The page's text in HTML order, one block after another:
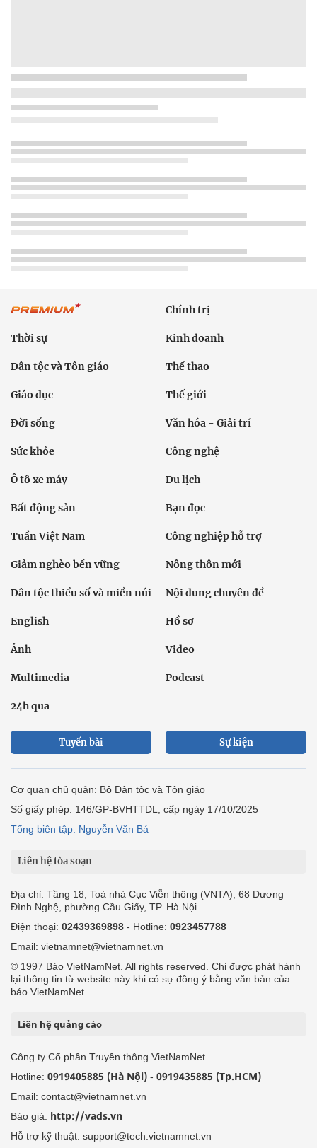
Chính trị
Thời sự Kinh doanh
Dân tộc và Tôn giáo Thể thao
Giáo dục Thế giới
Đời sống Văn hóa - Giải trí
Sức khỏe Công nghệ
Ô tô xe máy Du lịch
Bất động sản Bạn đọc
Tuần Việt Nam Công nghiệp hỗ trợ
Giảm nghèo bền vững Nông thôn mới
Dân tộc thiểu số và miền núi Nội dung chuyên đề
English Hồ sơ
Ảnh Video
Multimedia Podcast
24h qua
Tuyến bài Sự kiện
Cơ quan chủ quản: Bộ Dân tộc và Tôn giáo
Số giấy phép: 146/GP-BVHTTDL, cấp ngày 17/10/2025
Tổng biên tập: Nguyễn Văn Bá
Liên hệ tòa soạn
Địa chỉ: Tầng 18, Toà nhà Cục Viễn thông (VNTA), 68 Dương
Đình Nghệ, phường Cầu Giấy, TP. Hà Nội.
Điện thoại: 02439369898 - Hotline: 0923457788
Email: vietnamnet@vietnamnet.vn
© 1997 Báo VietNamNet. All rights reserved. Chỉ được phát hành
lại thông tin từ website này khi có sự đồng ý bằng văn bản của
báo VietNamNet.
Liên hệ quảng cáo
Công ty Cổ phần Truyền thông VietNamNet
Hotline: 0919405885 (Hà Nội) - 0919435885 (Tp.HCM)
Email: contact@vietnamnet.vn
Báo giá: http://vads.vn
Hỗ trợ kỹ thuật: support@tech.vietnamnet.vn